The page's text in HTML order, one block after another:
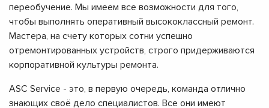
переобучение. Мы имеем все возможности для того,
чтобы выполнять оперативный высококлассный ремонт.
Мастера, на счету которых сотни успешно
отремонтированных устройств, строго придерживаются
корпоративной культуры ремонта.
ASC Service - это, в первую очередь, команда отлично
знающих своё дело специалистов. Все они имеют